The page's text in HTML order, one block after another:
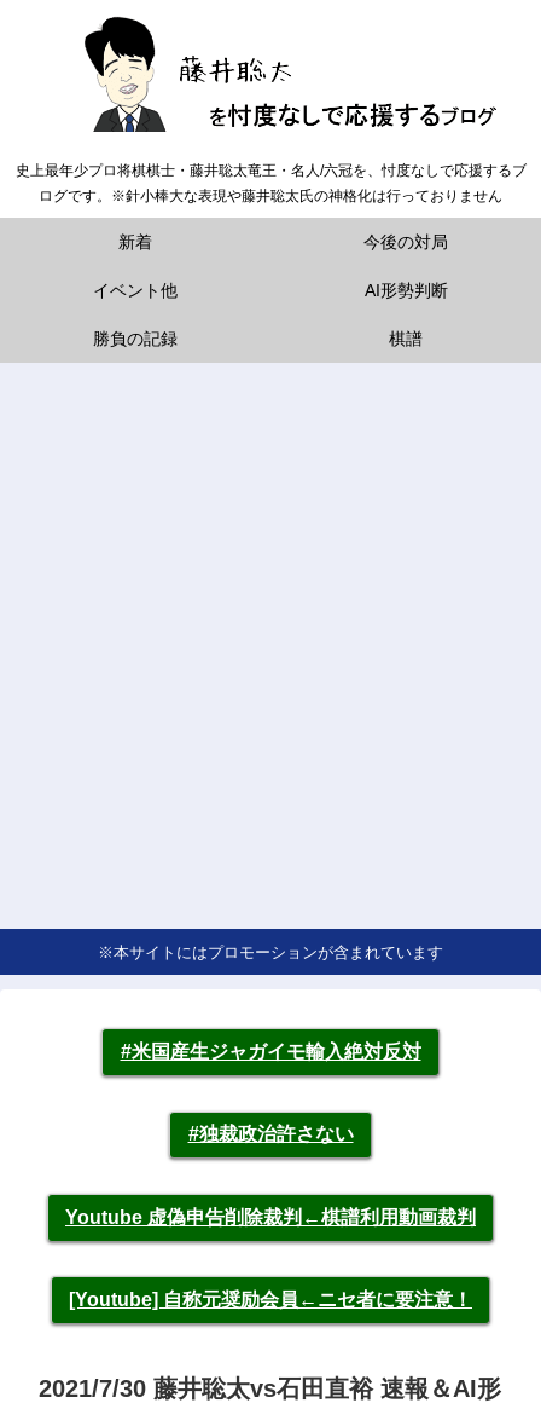
史上最年少プロ将棋棋士・藤井聡太竜王・名人/六冠を、忖度なしで応援するブ
ログです。※針小棒大な表現や藤井聡太氏の神格化は行っておりません
新着 今後の対局
イベント他 AI形勢判断
勝負の記録 棋譜
※本サイトにはプロモーションが含まれています
#米国産生ジャガイモ輸入絶対反対
#独裁政治許さない
Youtube 虚偽申告削除裁判←棋譜利用動画裁判
[Youtube] 自称元奨励会員←ニセ者に要注意！
2021/7/30 藤井聡太vs石田直裕 速報＆AI形